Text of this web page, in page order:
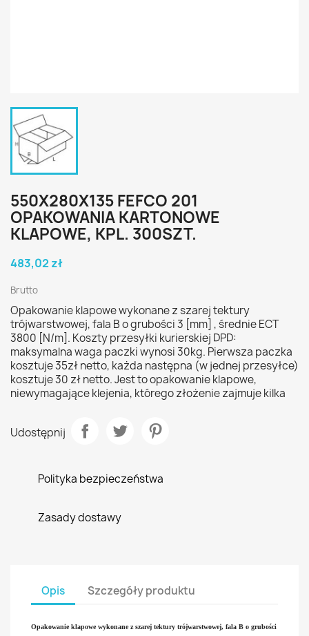
550X280X135 FEFCO 201
OPAKOWANIA KARTONOWE
KLAPOWE, KPL. 300SZT.
483,02 zł
Brutto
Opakowanie klapowe wykonane z szarej tektury
trójwarstwowej, fala B o grubości 3 [mm] , średnie ECT
3800 [N/m]. Koszty przesyłki kurierskiej DPD:
maksymalna waga paczki wynosi 30kg. Pierwsza paczka
kosztuje 35zł netto, każda następna (w jednej przesyłce)
kosztuje 30 zł netto. Jest to opakowanie klapowe,
niewymagające klejenia, którego złożenie zajmuje kilka
Udostępnij
Polityka bezpieczeństwa
Zasady dostawy
Opis Szczegóły produktu
Opakowanie klapowe wykonane z szarej tektury trójwarstwowej, fala B o grubości